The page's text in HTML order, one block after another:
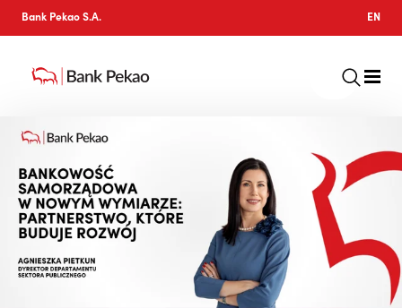
Bank Pekao S.A. EN